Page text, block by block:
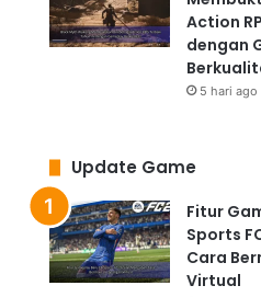
Action
dengan
5 hari ago
Update Game
Fitur
Sports
Cara
Virtual